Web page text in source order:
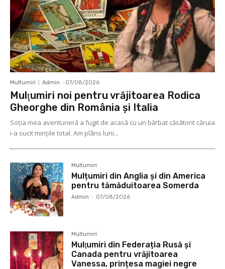
Multumiri Admin - 07/08/2026
Mulţumiri noi pentru vrăjitoarea Rodica
Gheorghe din România și Italia
Soţia mea aventurieră a fugit de acasă cu un bărbat căsătorit căruia
i-a sucit mințile total. Am plâns luni...
Multumiri
Mulțumiri din Anglia și din America
pentru tămăduitoarea Somerda
Admin - 07/08/2026
Multumiri
Mulţumiri din Federația Rusă și
Canada pentru vrăjitoarea
Vanessa, prințesa magiei negre